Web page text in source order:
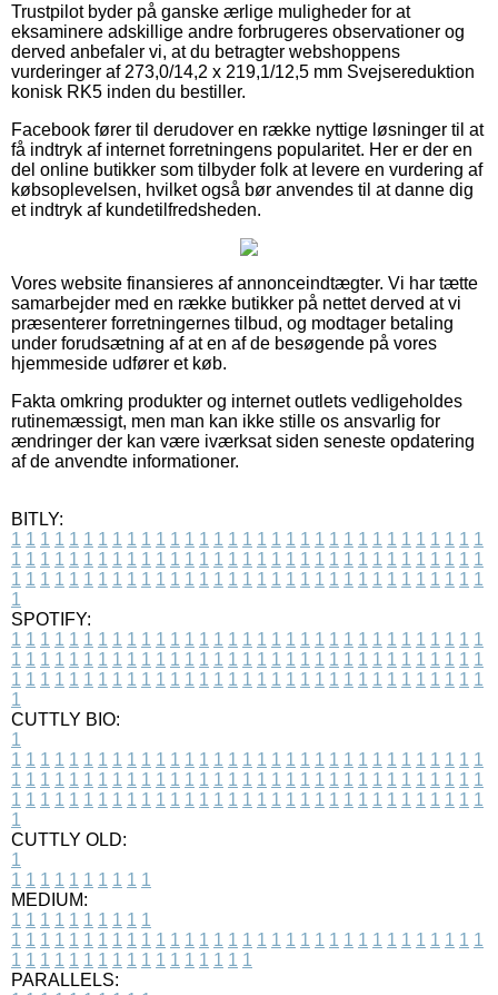
Trustpilot byder på ganske ærlige muligheder for at
eksaminere adskillige andre forbrugeres observationer og
derved anbefaler vi, at du betragter webshoppens
vurderinger af 273,0/14,2 x 219,1/12,5 mm Svejsereduktion
konisk RK5 inden du bestiller.
Facebook fører til derudover en række nyttige løsninger til at
få indtryk af internet forretningens popularitet. Her er der en
del online butikker som tilbyder folk at levere en vurdering af
købsoplevelsen, hvilket også bør anvendes til at danne dig
et indtryk af kundetilfredsheden.
Vores website finansieres af annonceindtægter. Vi har tætte
samarbejder med en række butikker på nettet derved at vi
præsenterer forretningernes tilbud, og modtager betaling
under forudsætning af at en af de besøgende på vores
hjemmeside udfører et køb.
Fakta omkring produkter og internet outlets vedligeholdes
rutinemæssigt, men man kan ikke stille os ansvarlig for
ændringer der kan være iværksat siden seneste opdatering
af de anvendte informationer.
BITLY:
1 1 1 1 1 1 1 1 1 1 1 1 1 1 1 1 1 1 1 1 1 1 1 1 1 1 1 1 1 1 1 1 1
1 1 1 1 1 1 1 1 1 1 1 1 1 1 1 1 1 1 1 1 1 1 1 1 1 1 1 1 1 1 1 1 1
1 1 1 1 1 1 1 1 1 1 1 1 1 1 1 1 1 1 1 1 1 1 1 1 1 1 1 1 1 1 1 1 1
1
SPOTIFY:
1 1 1 1 1 1 1 1 1 1 1 1 1 1 1 1 1 1 1 1 1 1 1 1 1 1 1 1 1 1 1 1 1
1 1 1 1 1 1 1 1 1 1 1 1 1 1 1 1 1 1 1 1 1 1 1 1 1 1 1 1 1 1 1 1 1
1 1 1 1 1 1 1 1 1 1 1 1 1 1 1 1 1 1 1 1 1 1 1 1 1 1 1 1 1 1 1 1 1
1
CUTTLY BIO:
1
1 1 1 1 1 1 1 1 1 1 1 1 1 1 1 1 1 1 1 1 1 1 1 1 1 1 1 1 1 1 1 1 1
1 1 1 1 1 1 1 1 1 1 1 1 1 1 1 1 1 1 1 1 1 1 1 1 1 1 1 1 1 1 1 1 1
1 1 1 1 1 1 1 1 1 1 1 1 1 1 1 1 1 1 1 1 1 1 1 1 1 1 1 1 1 1 1 1 1
1
CUTTLY OLD:
1
1 1 1 1 1 1 1 1 1 1
MEDIUM:
1 1 1 1 1 1 1 1 1 1
1 1 1 1 1 1 1 1 1 1 1 1 1 1 1 1 1 1 1 1 1 1 1 1 1 1 1 1 1 1 1 1 1
1 1 1 1 1 1 1 1 1 1 1 1 1 1 1 1 1
PARALLELS: